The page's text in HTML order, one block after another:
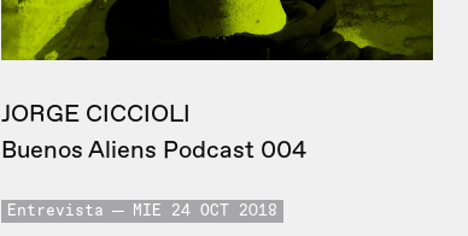
JORGE CICCIOLI
Buenos Aliens Podcast 004
Entrevista MIE 24 OCT 2018